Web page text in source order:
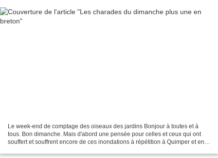
Le week-end de comptage des oiseaux des jardins Bonjour à toutes et à
tous. Bon dimanche. Mais d'abord une pensée pour celles et ceux qui ont
souffert et souffrent encore de ces inondations à répétition à Quimper et en